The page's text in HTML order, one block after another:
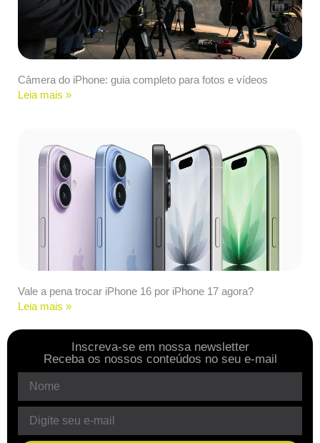
Câmera do iPhone: guia completo para fotos e vídeos
Leia mais »
Vale a pena trocar iPhone 16 por iPhone 17 agora?
Leia mais »
Inscreva-se em nossa newsletter
Receba os nossos conteúdos no seu e-mail